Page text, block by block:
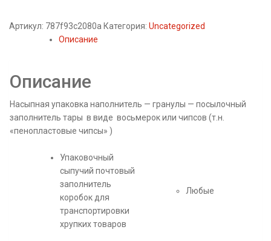
Артикул: 787f93c2080a Категория: Uncategorized
Описание
Описание
Насыпная упаковка наполнитель — гранулы — посылочный
заполнитель тары в виде восьмерок или чипсов (т.н.
«пенопластовые чипсы» )
Упаковочный
сыпучий почтовый
заполнитель
коробок для
транспортировки
хрупких товаров
Любые